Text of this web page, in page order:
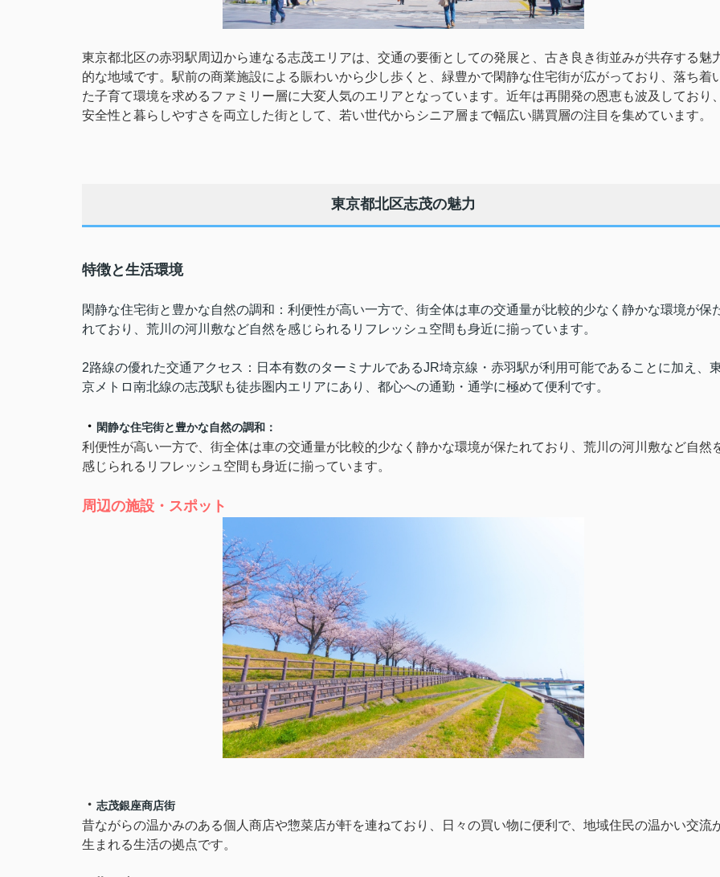
東京都北区の赤羽駅周辺から連なる志茂エリアは、交通の要衝としての発展と、古き良き街並みが共存する魅
的な地域です。駅前の商業施設による賑わいから少し歩くと、緑豊かで閑静な住宅街が広がっており、落ち着
た子育て環境を求めるファミリー層に大変人気のエリアとなっています。近年は再開発の恩恵も波及しており
安全性と暮らしやすさを両立した街として、若い世代からシニア層まで幅広い購買層の注目を集めています。
東京都北区志茂の魅力
特徴と生活環境
閑静な住宅街と豊かな自然の調和：利便性が高い一方で、街全体は車の交通量が比較的少なく静かな環境が保
れており、荒川の河川敷など自然を感じられるリフレッシュ空間も身近に揃っています。
2路線の優れた交通アクセス：日本有数のターミナルであるJR埼京線・赤羽駅が利用可能であることに加え、
京メトロ南北線の志茂駅も徒歩圏内エリアにあり、都心への通勤・通学に極めて便利です。
・ 閑静な住宅街と豊かな自然の調和：
利便性が高い一方で、街全体は車の交通量が比較的少なく静かな環境が保たれており、荒川の河川敷など自然
感じられるリフレッシュ空間も身近に揃っています。
周辺の施設・スポット
・ 志茂銀座商店街
昔ながらの温かみのある個人商店や惣菜店が軒を連ねており、日々の買い物に便利で、地域住民の温かい交流
生まれる生活の拠点です。